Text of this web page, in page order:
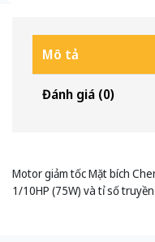
Mô tả
Đánh giá (0)
Motor giảm tốc Mặt bích
1/10HP (75W) và tỉ số